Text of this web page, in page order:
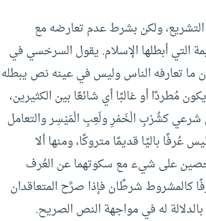
ولكن بشرط عدم تعارضه مع
التي أبطلها الإسلام. يقول السرخسي في
معروف، وهو أن ما تعارفه الناس وليس في عينه نص يبطله
مُطردًا أو غالبًا أي شائعًا بين الكثيرين،
شرعي كشُرْبِ الْخَمْرِ ولَعِبِ الْمَيْسِر والتعامل
عُرفًا باليًا قديمًا متروكًا، ومنها ألا
شخصين على شيء مع سكوتهما عن العُرف
كالمشروط شرطًان فإذا صرَّح المتعاقدان
بالدلالة له في مواجهة النص الصريح.